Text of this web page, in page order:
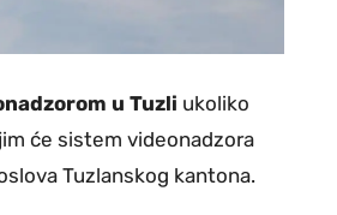
u Tuzli ukoliko
će sistem videonadzora
Tuzlanskog kantona.